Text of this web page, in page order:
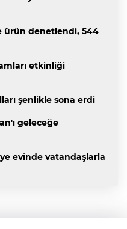
ürün denetlendi, 544
etkinliği
şenlikle sona erdi
geleceğe
evinde vatandaşlarla